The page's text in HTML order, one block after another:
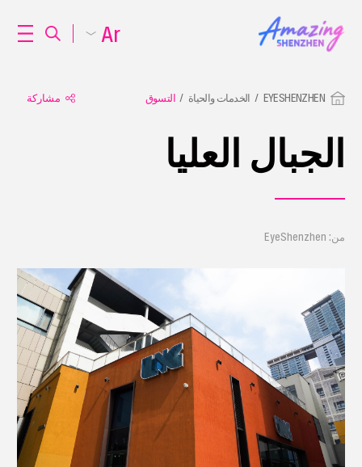
EYESHENZHEN الخدمات والحياة التسوق مشاركة
الجبال العليا
من: EyeShenzhen
Ar